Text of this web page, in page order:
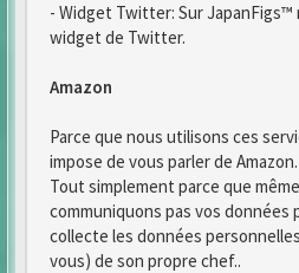
- Widget Twitter: Sur
widget de Twitter.
Amazon
Parce que nous utilisons ces
impose de vous parler de
Tout simplement parce que
communiquons pas vos données
collecte les données
vous) de son propre chef..